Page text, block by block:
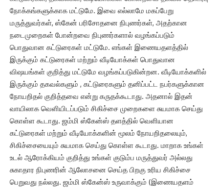
நோக்கங்களுக்காக மட்டுமே. இவை எல்லாமே மகப்பேறு
மருத்துவர்கள், ஸ்கேன் பரிசோதனை நிபுணர்கள், அதற்கான
நடைமுறைகள் போன்றவை நிபுணர்களால் வழங்கப்படும்
பொதுவான கட்டுரைகள் மட்டுமே. எங்கள் இணையதளத்தில்
இருக்கும் கட்டுரைகள் மற்றும் வீடியோக்கள் பொதுவான
விஷயங்கள் குறித்து மட்டுமே வழங்கப்படுகின்றன. வீடியோக்களில்
இருக்கும் தகவல்களும் , கட்டுரைகளும் தனிப்பட்ட நபர்களுக்கான
நோயறிதல் குறித்தவை என்று கருதக்கூடாது. அதனால் இதன்
வாயிலாக வெளியிடப்படும் சிகிச்சை முறைகளை சுயமாக செய்து
கொள்ள கூடாது. ஜம்மி ஸ்கேன்ஸ் தளத்தில் வெளியான
கட்டுரைகள் மற்றும் வீடியோக்களின் மூலம் நோயறிதலையும்,
சிகிச்சையையும் சுயமாக செய்து கொள்ள கூடாது. மாறாக உங்கள்
உடல் ஆரோக்கியம் குறித்து உங்கள் குடும்ப மருத்துவர் அல்லது
சுகாதார நிபுணரின் ஆலோசனை செய்த பிறகு உரிய சிகிச்சை
பெறுவது நல்லது. ஜம்மி ஸ்கேன்ஸ் உருவாக்கும் (இணையதளம்